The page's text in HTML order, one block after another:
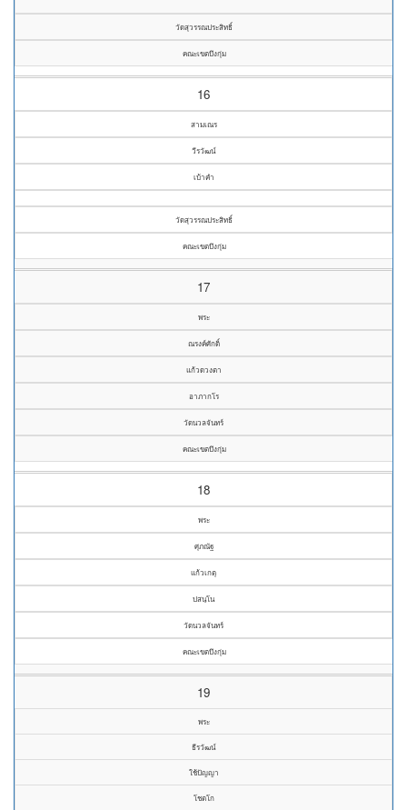
วัดสุวรรณประสิทธิ์
คณะเขตบึงกุ่ม
16
สามเณร
วีรวัฒน์
เบ้าคำ
วัดสุวรรณประสิทธิ์
คณะเขตบึงกุ่ม
17
พระ
ณรงค์ศักดิ์
แก้วดวงตา
อาภากโร
วัดนวลจันทร์
คณะเขตบึงกุ่ม
18
พระ
ศุภณัฐ
แก้วเกตุ
ปสนฺโน
วัดนวลจันทร์
คณะเขตบึงกุ่ม
19
พระ
ธีรวัฒน์
ใช้ปัญญา
โชตโก